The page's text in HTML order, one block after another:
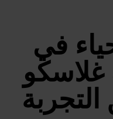
في